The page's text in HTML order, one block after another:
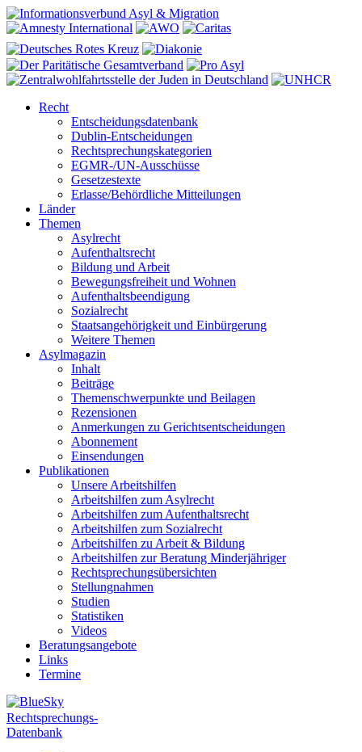
Recht
Entscheidungsdatenbank
Dublin-Entscheidungen
Rechtsprechungskategorien
EGMR-/UN-Ausschüsse
Gesetzestexte
Erlasse/Behördliche Mitteilungen
Länder
Themen
Asylrecht
Aufenthaltsrecht
Bildung und Arbeit
Bewegungsfreiheit und Wohnen
Aufenthaltsbeendigung
Sozialrecht
Staatsangehörigkeit und Einbürgerung
Weitere Themen
Asylmagazin
Inhalt
Beiträge
Themenschwerpunkte und Beilagen
Rezensionen
Anmerkungen zu Gerichtsentscheidungen
Abonnement
Einsendungen
Publikationen
Unsere Arbeitshilfen
Arbeitshilfen zum Asylrecht
Arbeitshilfen zum Aufenthaltsrecht
Arbeitshilfen zum Sozialrecht
Arbeitshilfen zu Arbeit & Bildung
Arbeitshilfen zur Beratung Minderjähriger
Rechtsprechungsübersichten
Stellungnahmen
Studien
Statistiken
Videos
Beratungsangebote
Links
Termine
Rechtsprechungs-
Datenbank